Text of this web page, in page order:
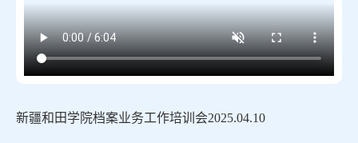
新疆和田学院档案业务工作培训会2025.04.10